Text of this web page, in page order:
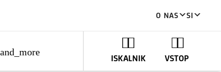
O NAS SI
ISKALNIK VSTOP